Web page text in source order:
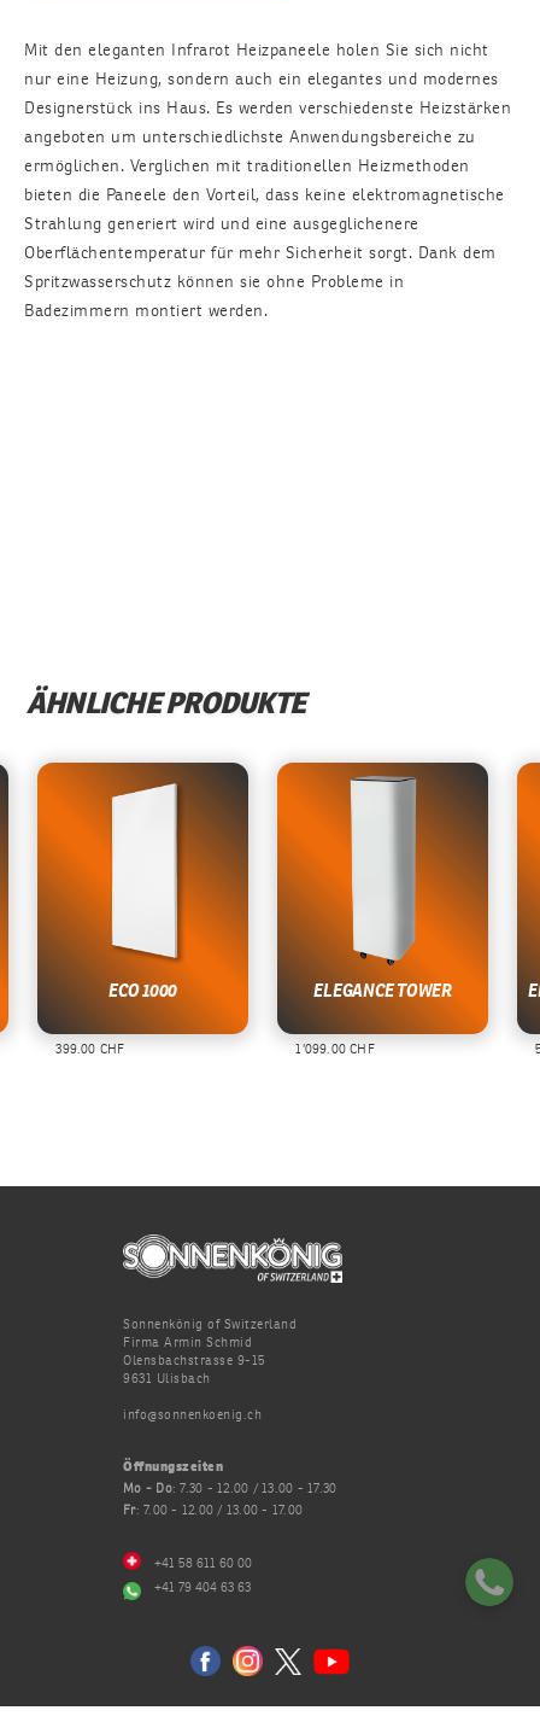
Mit den eleganten Infrarot Heizpaneele holen Sie sich nicht
nur eine Heizung, sondern auch ein elegantes und modernes
Designerstück ins Haus. Es werden verschiedenste Heizstärken
angeboten um unterschiedlichste Anwendungsbereiche zu
ermöglichen. Verglichen mit traditionellen Heizmethoden
bieten die Paneele den Vorteil, dass keine elektromagnetische
Strahlung generiert wird und eine ausgeglichenere
Oberflächentemperatur für mehr Sicherheit sorgt. Dank dem
Spritzwasserschutz können sie ohne Probleme in
Badezimmern montiert werden.
ÄHNLICHE PRODUKTE
ECO 1000
399.00 CHF
ELEGANCE TOWER
1’099.00 CHF
Sonnenkönig of Switzerland
Firma Armin Schmid
Olensbachstrasse 9-15
9631 Ulisbach
info@sonnenkoenig.ch
Öffnungszeiten
Mo - Do: 7.30 - 12.00 / 13.00 - 17.30
Fr: 7.00 - 12.00 / 13.00 - 17.00
+41 58 611 60 00
+41 79 404 63 63